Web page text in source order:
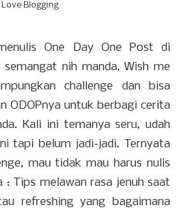
Love Blogging
One Day One Post di
nih manda. Wish me
challenge dan bisa
ODOPnya untuk berbagi cerita
Kali ini temanya seru, udah
tapi belum jadi-jadi. Ternyata
mau tidak mau harus nulis
: Tips melawan rasa jenuh saat
refreshing yang bagaimana